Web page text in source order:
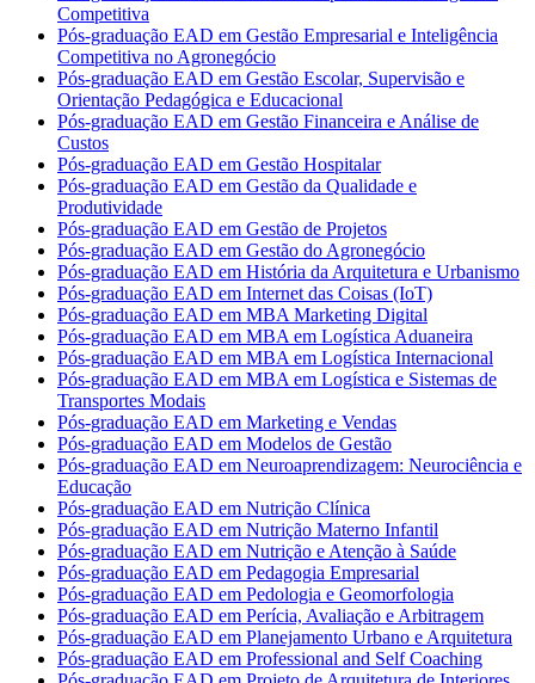
Competitiva
Pós-graduação EAD em Gestão Empresarial e Inteligência
Competitiva no Agronegócio
Pós-graduação EAD em Gestão Escolar, Supervisão e
Orientação Pedagógica e Educacional
Pós-graduação EAD em Gestão Financeira e Análise de
Custos
Pós-graduação EAD em Gestão Hospitalar
Pós-graduação EAD em Gestão da Qualidade e
Produtividade
Pós-graduação EAD em Gestão de Projetos
Pós-graduação EAD em Gestão do Agronegócio
Pós-graduação EAD em História da Arquitetura e Urbanismo
Pós-graduação EAD em Internet das Coisas (IoT)
Pós-graduação EAD em MBA Marketing Digital
Pós-graduação EAD em MBA em Logística Aduaneira
Pós-graduação EAD em MBA em Logística Internacional
Pós-graduação EAD em MBA em Logística e Sistemas de
Transportes Modais
Pós-graduação EAD em Marketing e Vendas
Pós-graduação EAD em Modelos de Gestão
Pós-graduação EAD em Neuroaprendizagem: Neurociência e
Educação
Pós-graduação EAD em Nutrição Clínica
Pós-graduação EAD em Nutrição Materno Infantil
Pós-graduação EAD em Nutrição e Atenção à Saúde
Pós-graduação EAD em Pedagogia Empresarial
Pós-graduação EAD em Pedologia e Geomorfologia
Pós-graduação EAD em Perícia, Avaliação e Arbitragem
Pós-graduação EAD em Planejamento Urbano e Arquitetura
Pós-graduação EAD em Professional and Self Coaching